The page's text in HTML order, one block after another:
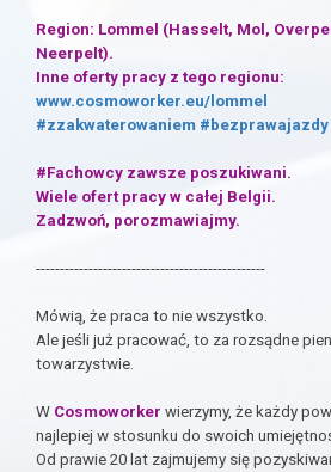
Region: Lommel (Hasselt, Mol,
Neerpelt).
Inne oferty pracy z tego regionu:
www.cosmoworker.eu/lommel
#zzakwaterowaniem #bezprawajazdy
#Fachowcy zawsze poszukiwani.
Wiele ofert pracy w całej Belgii.
Zadzwoń, porozmawiajmy.
------------------------------------------------
Mówią, że praca to nie wszystko.
Ale jeśli już pracować, to za rozsądne
towarzystwie.
W Cosmoworker wierzymy, że każdy
najlepiej w stosunku do swoich
Od prawie 20 lat zajmujemy się